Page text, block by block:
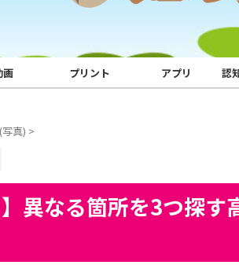
画 プリント アプリ 認
真) >
異なる箇所を3つ探す